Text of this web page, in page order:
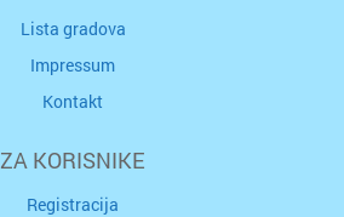
Lista gradova
Impressum
Kontakt
ZA KORISNIKE
Registracija